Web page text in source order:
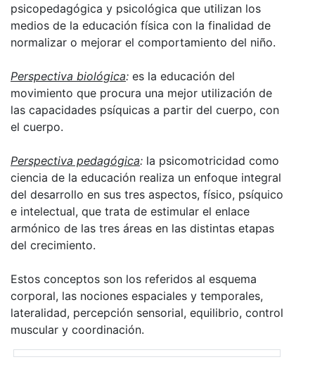
psicopedagógica y psicológica que utilizan los
medios de la educación física con la finalidad de
normalizar o mejorar el comportamiento del niño.
Perspectiva biológica: es la educación del
movimiento que procura una mejor utilización de
las capacidades psíquicas a partir del cuerpo, con
el cuerpo.
Perspectiva pedagógica: la psicomotricidad como
ciencia de la educación realiza un enfoque integral
del desarrollo en sus tres aspectos, físico, psíquico
e intelectual, que trata de estimular el enlace
armónico de las tres áreas en las distintas etapas
del crecimiento.
Estos conceptos son los referidos al esquema
corporal, las nociones espaciales y temporales,
lateralidad, percepción sensorial, equilibrio, control
muscular y coordinación.